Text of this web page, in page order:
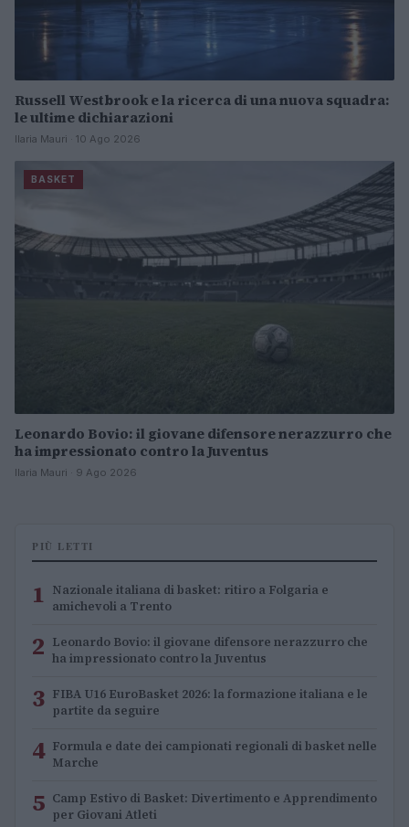
Russell Westbrook e la ricerca di una nuova squadra:
le ultime dichiarazioni
Ilaria Mauri · 10 Ago 2026
BASKET
Leonardo Bovio: il giovane difensore nerazzurro che
ha impressionato contro la Juventus
Ilaria Mauri · 9 Ago 2026
PIÙ LETTI
1 Nazionale italiana di basket: ritiro a Folgaria e
amichevoli a Trento
2 Leonardo Bovio: il giovane difensore nerazzurro che
ha impressionato contro la Juventus
3 FIBA U16 EuroBasket 2026: la formazione italiana e le
partite da seguire
4 Formula e date dei campionati regionali di basket nelle
Marche
5 Camp Estivo di Basket: Divertimento e Apprendimento
per Giovani Atleti